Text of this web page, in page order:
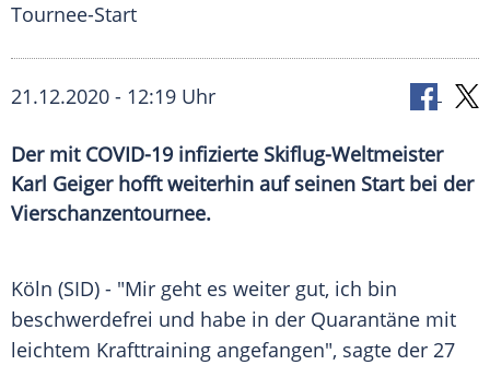
Tournee-Start
21.12.2020 - 12:19 Uhr
Der mit COVID-19 infizierte Skiflug-Weltmeister
Karl Geiger hofft weiterhin auf seinen Start bei der
Vierschanzentournee.
Köln (SID) - "Mir geht es weiter gut, ich bin
beschwerdefrei und habe in der Quarantäne mit
leichtem Krafttraining angefangen", sagte der 27